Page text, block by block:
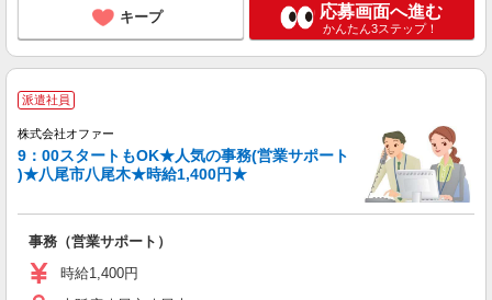
キープ 応募画面へ進む
かんたん3ステップ！
派遣社員
株式会社オファー
9：00スタートもOK★人気の事務(営業サポート
)★八尾市八尾木★時給1,400円★
事務（営業サポート）
時給1,400円